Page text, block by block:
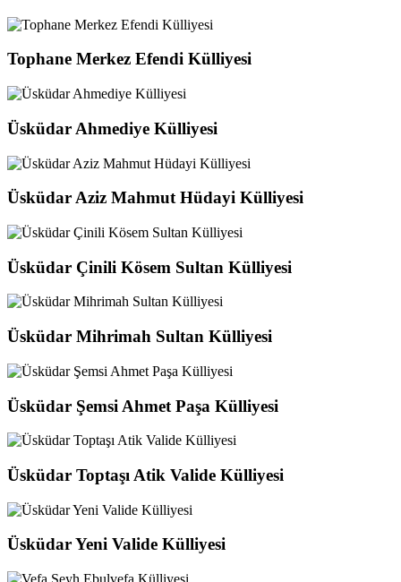
Tophane Merkez Efendi Külliyesi
Üsküdar Ahmediye Külliyesi
Üsküdar Aziz Mahmut Hüdayi Külliyesi
Üsküdar Çinili Kösem Sultan Külliyesi
Üsküdar Mihrimah Sultan Külliyesi
Üsküdar Şemsi Ahmet Paşa Külliyesi
Üsküdar Toptaşı Atik Valide Külliyesi
Üsküdar Yeni Valide Külliyesi